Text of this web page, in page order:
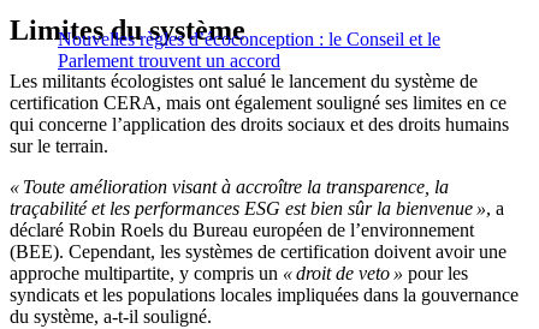
Nouvelles règles d’écoconception : le Conseil et le
Parlement trouvent un accord
Limites du système
Les militants écologistes ont salué le lancement du système de
certification CERA, mais ont également souligné ses limites en ce
qui concerne l’application des droits sociaux et des droits humains
sur le terrain.
« Toute amélioration visant à accroître la transparence, la
traçabilité et les performances ESG est bien sûr la bienvenue », a
déclaré Robin Roels du Bureau européen de l’environnement
(BEE). Cependant, les systèmes de certification doivent avoir une
approche multipartite, y compris un « droit de veto » pour les
syndicats et les populations locales impliquées dans la gouvernance
du système, a-t-il souligné.